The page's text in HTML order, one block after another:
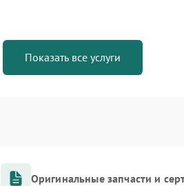
Показать все услуги
Оригинальные запчасти и